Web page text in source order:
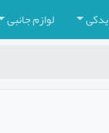
یدکی لوازم جانبی